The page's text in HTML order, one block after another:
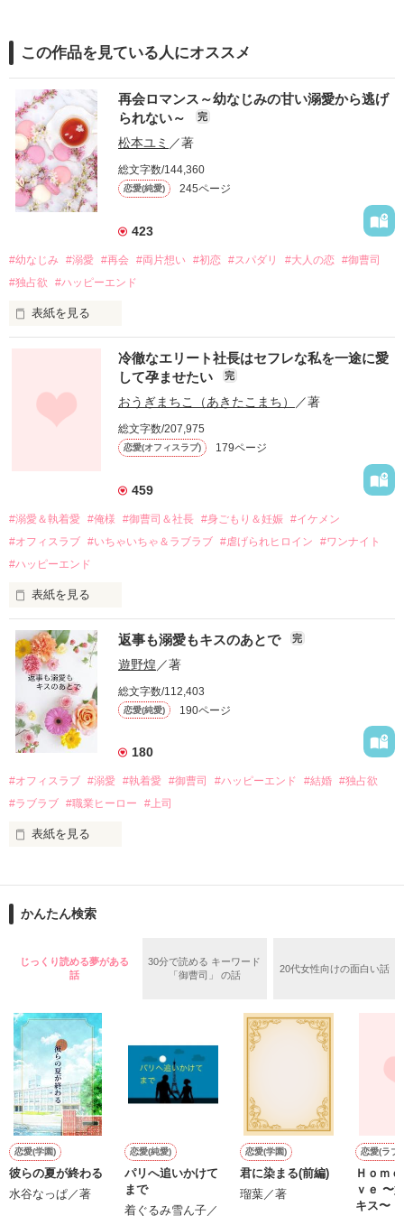
この作品を見ている人にオススメ
再会ロマンス～幼なじみの甘い溺愛から逃げ
られない～
完
松本ユミ ／著
総文字数/144,360
恋愛(純愛) 245ページ
423
#幼なじみ #溺愛 #再会 #両片想い #初恋 #スパダリ #大人の恋 #御曹司
#独占欲
#ハッピーエンド
表紙を見る
幼なじみの哲平に淡い恋心を抱いていた美桜。
しかし、ある出来事をきっかけに二人の関係は壊れてしまう。
関係修復もできないまま、美桜は両親の離婚によって
引っ越すことになり、哲平とも離れ離れになった。
それから約十二年後。
過去の傷から、二度と会いたくないと思っていた哲平に
運命のような再会を果たす。
酔った勢いで一夜を共にしてしまった。
さらに、美桜が初めてだと知った哲平は
『責任をとる、結婚しよう』と真っ直ぐに告げてきた。
戸惑う美桜とは裏腹に、好きという気持ちを隠すことなく
甘やかしてくる。
そんなある日、哲平は美桜がストーカー被害に
遭っていることを知る。
美桜を守るため、哲平は同居を提案してきて――。
夏木美桜(なつきみお)
鳴海哲平 (なるみてっぺい)
2026.6.5～2026.7.25
＊以前、公開していた話の改稿版です＊
作品を読む
冷徹なエリート社長はセフレな私を一途に愛
して孕ませたい
完
おうぎまちこ（あきたこまち） ／著
総文字数/207,975
恋愛(オフィスラブ) 179ページ
459
#溺愛＆執着愛 #俺様 #御曹司＆社長 #身ごもり＆妊娠 #イケメン
#オフィスラブ #いちゃいちゃ＆ラブラブ #虐げられヒロイン
#ワンナイト
#ハッピーエンド
表紙を見る
おかしな噂を流されて前の職場でうまくいかなかった梅田美
桜は、海外で傷心旅行をしていたところ、日本人美青年と出会
い、酒の勢いもあり一夜限りの関係となる。
帰国後、美桜は新しい職場でワンナイトした美青年と再会。
なんと彼の正体は、とある財閥御曹司にも関わらず、一族を離
れて起業した新進気鋭の実業家、社内でも冷徹だと評判な社長
――御影恭司その人だったのだ――！
なぜか恭司から飼い猫の世話係を命じられた美桜は、猫の世
の関係となってしまい――？
返事も溺愛もキスのあとで 完
遊野煌 ／著
総文字数/112,403
恋愛(純愛) 190ページ
180
#オフィスラブ #溺愛 #執着愛 #御曹司 #ハッピーエンド #結婚 #独占欲
#ラブラブ #職業ヒーロー #上司
表紙を見る
ションの企画戦略室で働いている。
めた、同期で恋人の石垣守（26）がいるのだが、後輩の姫原由
いた。
守と由羅から『便利屋雛子』と馬鹿にされ、一人こっそり泣い
た上、同居まで提案してきて──？
鷹哉『宜しくな、俺の雛子』🦅
雛子『俺の……ひぃ、雛子？！！！』🐥
シゴデキで冷徹な上司が見せる素顔は、なぜか想像以上に甘く
て……🐥💓🦅
※表紙も作中使用の画像も全てフリー素材です。
※執筆期間2026.6.3〜7.20完結です。
※他サイトさんにて恋愛トレンド1位でした〜良かったら読ん
かんたん検索
じっくり読める夢がある
話
30分で読める キーワード
「御曹司」 の話
20代女性向けの面白い話
恋愛(学園)
彼らの夏が終わる
水谷なっぱ／著
恋愛(純愛)
パリへ追いかけて
まで
着ぐるみ雪ん子／
恋愛(学園)
君に染まる(前編)
瑠葉／著
恋愛(ラブ
Ｈｏｍ
ｖｅ 〜始まりは、
キス〜